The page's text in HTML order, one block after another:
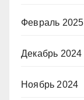
Февраль 2025
Декабрь 2024
Ноябрь 2024